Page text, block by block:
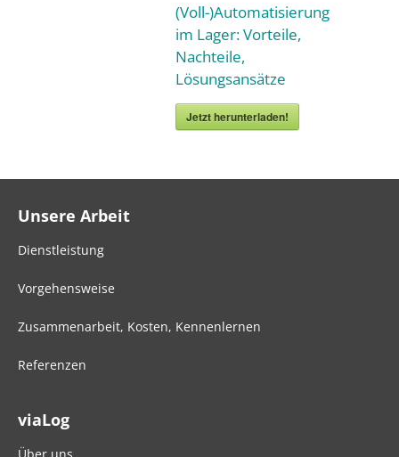
(Voll-)Automatisierung
im Lager: Vorteile,
Nachteile,
Lösungsansätze
Jetzt herunterladen!
Unsere Arbeit
Dienstleistung
Vorgehensweise
Zusammenarbeit, Kosten, Kennenlernen
Referenzen
viaLog